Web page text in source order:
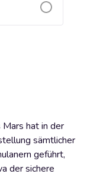
hat in der
sämtlicher
geführt,
der sichere